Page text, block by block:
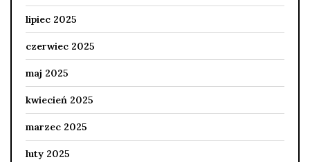
lipiec 2025
czerwiec 2025
maj 2025
kwiecień 2025
marzec 2025
luty 2025